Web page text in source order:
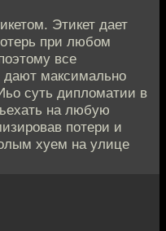
Этикет дает
при любом
все
дают максимально
суть дипломатии в
на любую
потери и
хуем на улице